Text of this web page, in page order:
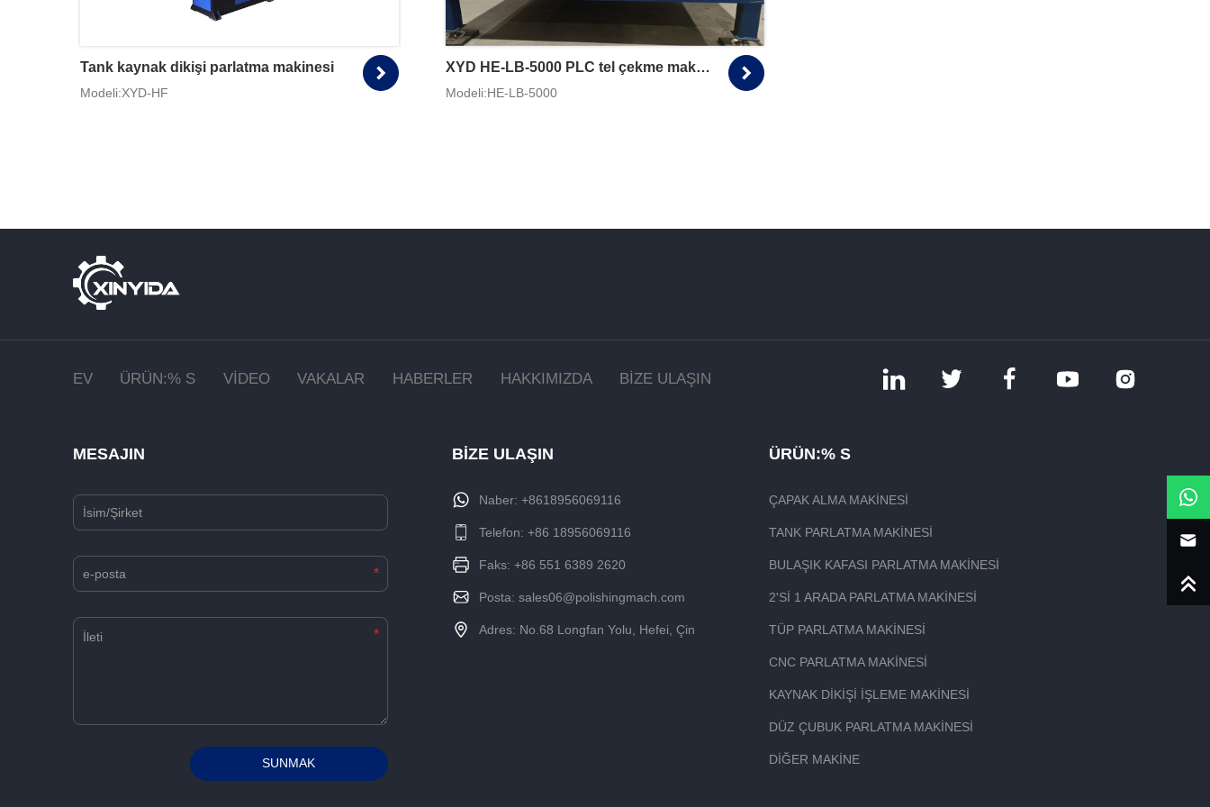
Tank kaynak dikişi parlatma makinesi
Modeli:XYD-HF
XYD HE-LB-5000 PLC tel çekme makinesi
Modeli:HE-LB-5000
EV ÜRÜN:% S VIDEO VAKALAR HABERLER HAKKIMIZDA BİZE ULAŞIN
MESAJIN
*
*
SUNMAK
BİZE ULAŞIN
Naber: +8618956069116
Telefon: +86 18956069116
Faks: +86 551 6389 2620
Posta: sales06@polishingmach.com
Adres: No.68 Longfan Yolu, Hefei, Çin
ÜRÜN:% S
ÇAPAK ALMA MAKINESI
TANK PARLATMA MAKINESI
BULAŞIK KAFASI PARLATMA MAKINESI
2'SI 1 ARADA PARLATMA MAKINESI
TÜP PARLATMA MAKINESI
CNC PARLATMA MAKINESI
KAYNAK DIKIŞI IŞLEME MAKINESI
DÜZ ÇUBUK PARLATMA MAKINESI
DIĞER MAKINE